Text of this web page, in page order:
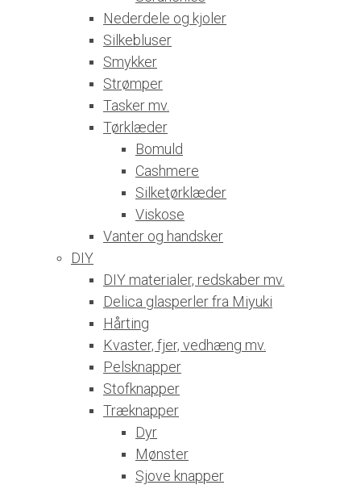
Nederdele og kjoler
Silkebluser
Smykker
Strømper
Tasker mv.
Tørklæder
Bomuld
Cashmere
Silketørklæder
Viskose
Vanter og handsker
DIY
DIY materialer, redskaber mv.
Delica glasperler fra Miyuki
Hårting
Kvaster, fjer, vedhæng mv.
Pelsknapper
Stofknapper
Træknapper
Dyr
Mønster
Sjove knapper